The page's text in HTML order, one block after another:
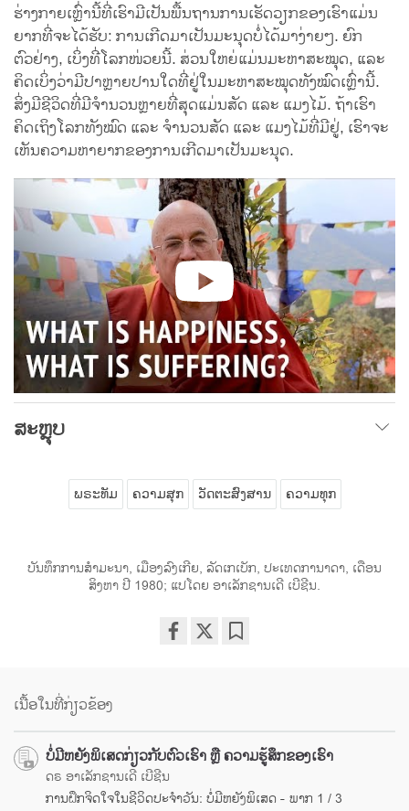
ຮ່າງກາຍເຫຼົ່ານີ້ທີ່ເຮົາມີເປັນພື້ນຖານການເຮັດວຽກຂອງເຮົາແມ່ນ
ຍາກທີ່ຈະໄດ້ຮັບ: ການເກີດມາເປັນມະນຸດບໍ່ໄດ້ມາງ່າຍໆ. ຍົກ
ຕົວຢ່າງ, ເບິ່ງທີ່ໂລກໜ່ວຍນີ້. ສ່ວນໃຫຍ່ແມ່ນມະຫາສະໝຸດ, ແລະ
ຄິດເບິ່ງວ່າມີປາຫຼາຍປານໃດທີ່ຢູ່ໃນມະຫາສະໝຸດທັງໝົດເຫຼົ່ານີ້.
ສິ່ງມີຊີວິດທີ່ມີຈຳນວນຫຼາຍທີ່ສຸດແມ່ນສັດ ແລະ ແມງໄມ້. ຖ້າເຮົາ
ຄິດເຖິງໂລກທັງໝົດ ແລະ ຈຳນວນສັດ ແລະ ແມງໄມ້ທີ່ມີຢູ່, ເຮົາຈະ
ເຫັນຄວາມຫາຍາກຂອງການເກີດມາເປັນມະນຸດ.
ສະຫຼຸບ
ພຣະທັມ ຄວາມສຸກ ວັດຕະສົງສານ ຄວາມທຸກ
ບັນທຶກການສຳມະນາ, ເມືອງລົງເກີຍ, ລັດເກເບັກ, ປະເທດການາດາ, ເດືອນ
ສິງຫາ ປີ 1980; ແປໂດຍ ອາເລັກຊານເດີ ເບີຊີນ.
ເນື້ອໃນທີ່ກ່ຽວຂ້ອງ
ບໍ່ມີຫຍັງພິເສດກ່ຽວກັບຕົວເຮົາ ຫຼື ຄວາມຮູ້ສຶກຂອງເຮົາ
ດຣ ອາເລັກຊານເດີ ເບີຊີນ
ການຝຶກຈິດໃຈໃນຊີວິດປະຈຳວັນ: ບໍ່ມີຫຍັງພິເສດ - ພາກ 1 / 3